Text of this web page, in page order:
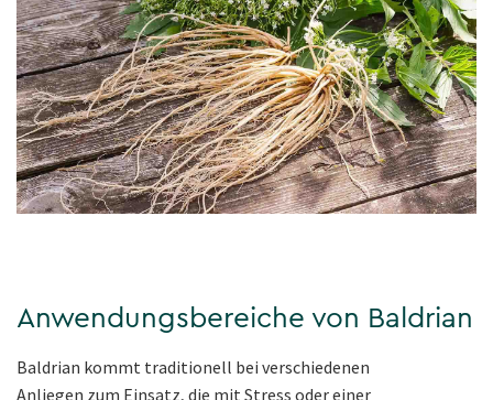
Anwendungsbereiche von Baldrian
Baldrian kommt traditionell bei verschiedenen
Anliegen zum Einsatz, die mit Stress oder einer